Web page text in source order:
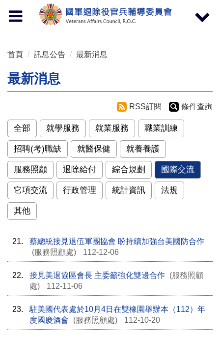
Toggle
navigation
Toggle
首頁 訊息公告 最新消息
最新消息
RSS訂閱 條件查詢
全部 就學服務 就業服務 職業訓練
招聘(考)職缺 就醫保健 就養養護
服務照顧 退除給付 綜合規劃 國際交流
它項交流 行政管理 統計資訊 法規
其他
21.
蔡總統接見退伍軍團協會 盼持續加強台美國防合作
(服務照顧處)
112-12-06
22. 接見美退協區會長 主委籲強化雙邊合作 (服務照顧
處)
112-11-06
23.
駐美國代表處於10月4日在雙橡園舉辦本（112）年
度國慶酒會
(服務照顧處) 112-10-20